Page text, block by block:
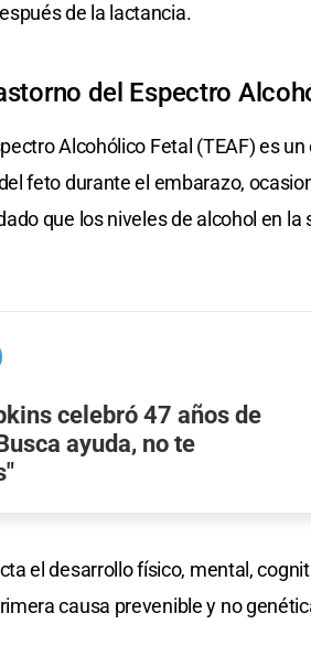
de la lactancia.
del Espectro
Alcohólico Fetal (TEAF) es
feto durante el embarazo,
que los niveles de alcohol en
celebró 47 años de
ayuda, no te
el desarrollo físico, mental,
causa prevenible y no